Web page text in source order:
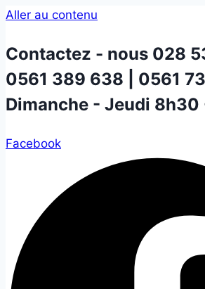
Aller au contenu
Contactez - nous 028
0561 389 638 | 0561
Dimanche - Jeudi 8h30
Facebook